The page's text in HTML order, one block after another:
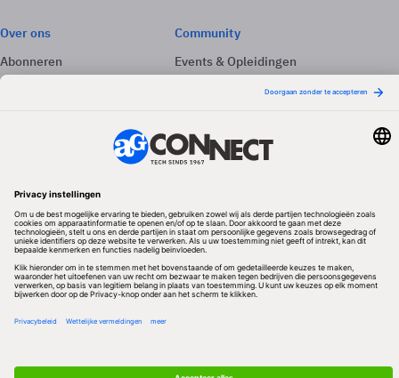
Over ons
Abonneren
Adverteren
Community
Events & Opleidingen
Volg ons
Redactionele partner
Algemene Voorwaarden & Copyrights